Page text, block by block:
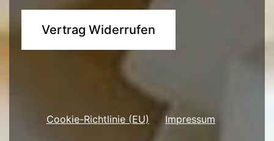
Vertrag Widerrufen
Cookie-Richtlinie (EU) Impressum